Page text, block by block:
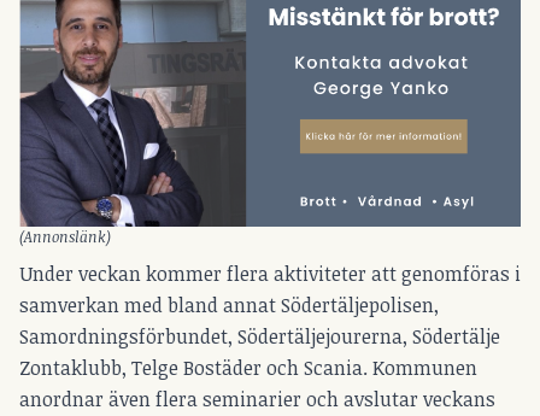
(Annonslänk)
Under veckan kommer flera aktiviteter att genomföras i
samverkan med bland annat Södertäljepolisen,
Samordningsförbundet, Södertäljejourerna, Södertälje
Zontaklubb, Telge Bostäder och Scania. Kommunen
anordnar även flera seminarier och avslutar veckans